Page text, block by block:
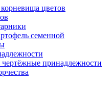
цветов
семенной
принадлежности